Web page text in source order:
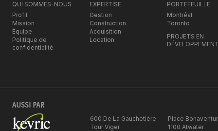
QUI SOMMES-NOUS
Profil
Mission
Équipe
Politique de
confidentialité
EXPERTISE
Gestion
Construction
Acquisition
Location
PORTEFEUILLE
Montréal
Toronto
PROJETS EN
600 De La Gauchetière
Tour Viger
Place
1100 Atwater